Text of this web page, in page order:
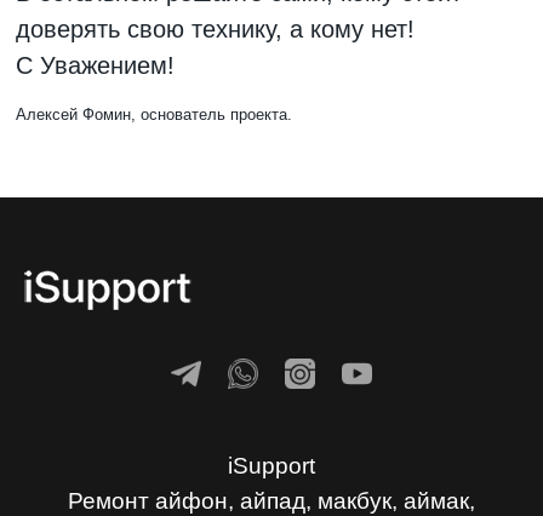
доверять свою технику, а кому нет!
С Уважением!
Алексей Фомин, основатель проекта.
iSupport
Ремонт айфон, айпад, макбук, аймак,